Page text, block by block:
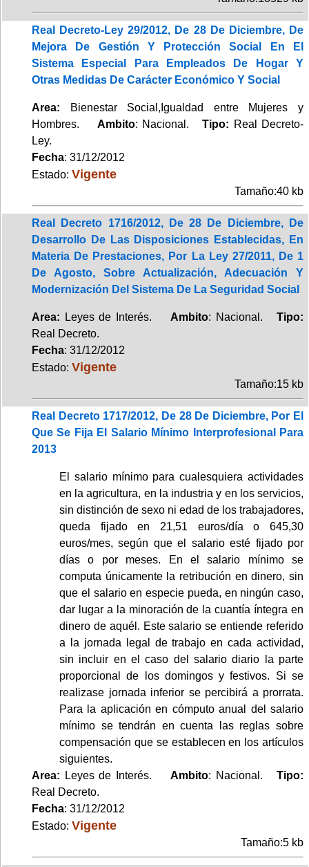
Real Decreto-Ley 29/2012, De 28 De Diciembre, De
Mejora De Gestión Y Protección Social En El
Sistema Especial Para Empleados De Hogar Y
Otras Medidas De Carácter Económico Y Social
Area: Bienestar Social,Igualdad entre Mujeres y
Hombres. Ambito: Nacional.Tipo: Real Decreto-
Ley.
Fecha: 31/12/2012
Estado: Vigente
Tamaño:40 kb
Real Decreto 1716/2012, De 28 De Diciembre, De
Desarrollo De Las Disposiciones Establecidas, En
Materia De Prestaciones, Por La Ley 27/2011, De 1
De Agosto, Sobre Actualización, Adecuación Y
Modernización Del Sistema De La Seguridad Social
Area: Leyes de Interés. Ambito: Nacional.Tipo:
Real Decreto.
Fecha: 31/12/2012
Estado: Vigente
Tamaño:15 kb
Real Decreto 1717/2012, De 28 De Diciembre, Por El
Que Se Fija El Salario Mínimo Interprofesional Para
2013
El salario mínimo para cualesquiera actividades
en la agricultura, en la industria y en los servicios,
sin distinción de sexo ni edad de los trabajadores,
queda fijado en 21,51 euros/día o 645,30
euros/mes, según que el salario esté fijado por
días o por meses. En el salario mínimo se
computa únicamente la retribución en dinero, sin
que el salario en especie pueda, en ningún caso,
dar lugar a la minoración de la cuantía íntegra en
dinero de aquél. Este salario se entiende referido
a la jornada legal de trabajo en cada actividad,
sin incluir en el caso del salario diario la parte
proporcional de los domingos y festivos. Si se
realizase jornada inferior se percibirá a prorrata.
Para la aplicación en cómputo anual del salario
mínimo se tendrán en cuenta las reglas sobre
compensación que se establecen en los artículos
siguientes.
Area: Leyes de Interés.Ambito: Nacional.Tipo:
Real Decreto.
Fecha: 31/12/2012
Estado: Vigente
Tamaño:5 kb